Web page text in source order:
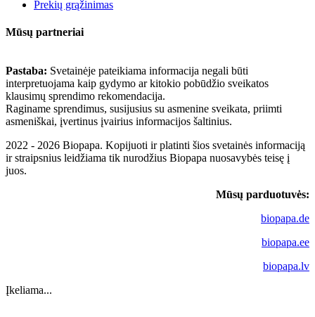
Prekių grąžinimas
Mūsų partneriai
Pastaba: Svetainėje pateikiama informacija negali būti
interpretuojama kaip gydymo ar kitokio pobūdžio sveikatos
klausimų sprendimo rekomendacija.
Raginame sprendimus, susijusius su asmenine sveikata, priimti
asmeniškai, įvertinus įvairius informacijos šaltinius.
2022 - 2026 Biopapa. Kopijuoti ir platinti šios svetainės informaciją
ir straipsnius leidžiama tik nurodžius Biopapa nuosavybės teisę į
juos.
Mūsų parduotuvės:
biopapa.de
biopapa.ee
biopapa.lv
Įkeliama...